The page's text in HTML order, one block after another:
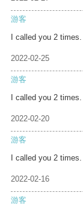
游客
I called you 2
2022-02-25
游客
I called you 2
2022-02-20
游客
I called you 2
2022-02-16
游客